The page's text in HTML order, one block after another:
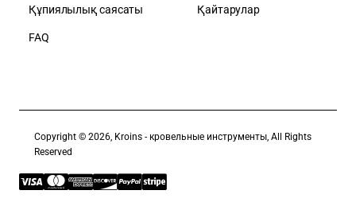
Құпиялылық саясаты
FAQ
Қайтарулар
Copyright © 2026, Kroins - кровельные инструменты, All Rights
Reserved